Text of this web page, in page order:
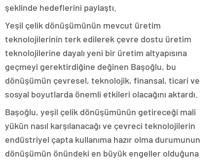
şeklinde hedeflerini paylaştı.
Yeşil çelik dönüşümünün mevcut üretim
teknolojilerinin terk edilerek çevre dostu üretim
teknolojilerine dayalı yeni bir üretim altyapısına
geçmeyi gerektirdiğine değinen Başoğlu, bu
dönüşümün çevresel, teknolojik, finansal, ticari ve
sosyal boyutlarda önemli etkileri olacağını aktardı.
Başoğlu, yeşil çelik dönüşümünün getireceği mali
yükün nasıl karşılanacağı ve çevreci teknolojilerin
endüstriyel çapta kullanıma hazır olma durumunun
dönüşümün önündeki en büyük engeller olduğuna